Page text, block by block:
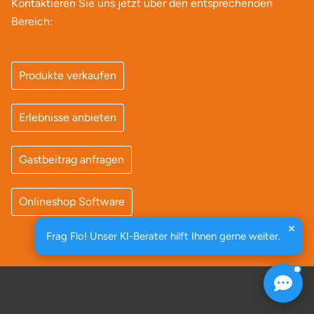
Frag Flo! Unser KI-Berater hilft Ihnen gerne weiter.
Kontaktieren Sie uns jetzt über den entsprechenden
Bereich:
Produkte verkaufen
Erlebnisse anbieten
Gastbeitrag anfragen
Onlineshop Software